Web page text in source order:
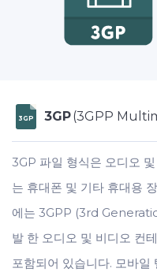
3GP 3GP(3GPP
3GP 파일 형식은 오디오
는 휴대폰 및 기타 휴대용
에는 3GPP (3rd
발 한 오디오 및 비디오 컨
포함되어 있습니다. 모바일